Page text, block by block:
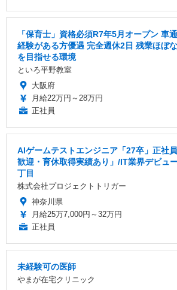
「保育士」資格必須R7年5月オープン 車
経験がある方優遇 完全週休2日 残業ほぼ
を目指せる環境
といろ平野教室
大阪府
月給22万円～28万円
正社員
AIゲームテストエンジニア「27卒」正社
歓迎・育休取得実績あり」/IT業界デビュ
丁目
株式会社プロジェクトトリガー
神奈川県
月給25万7,000円～32万円
正社員
未経験可の医師
やまが在宅クリニック